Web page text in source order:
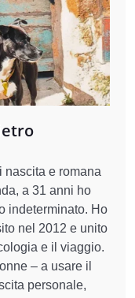
nascita e romana
a 31 anni ho
indeterminato. Ho
nel 2012 e unito
e il viaggio.
– a usare il
personale,